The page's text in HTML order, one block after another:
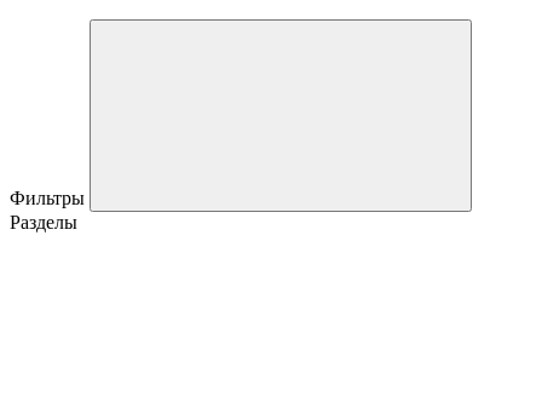
Фильтры
Разделы